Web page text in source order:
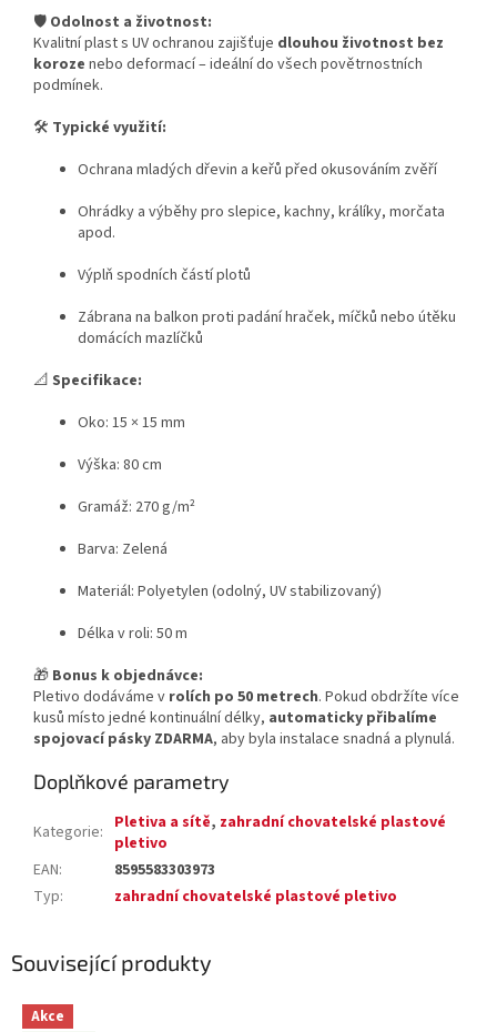
🛡️ Odolnost a životnost:
Kvalitní plast s UV ochranou zajišťuje dlouhou životnost bez
koroze nebo deformací – ideální do všech povětrnostních
podmínek.
🛠️ Typické využití:
Ochrana mladých dřevin a keřů před okusováním zvěří
Ohrádky a výběhy pro slepice, kachny, králíky, morčata
apod.
Výplň spodních částí plotů
Zábrana na balkon proti padání hraček, míčků nebo útěku
domácích mazlíčků
📐 Specifikace:
Oko: 15 × 15 mm
Výška: 80 cm
Gramáž: 270 g/m²
Barva: Zelená
Materiál: Polyetylen (odolný, UV stabilizovaný)
Délka v roli: 50 m
🎁 Bonus k objednávce:
Pletivo dodáváme v rolích po 50 metrech. Pokud obdržíte více
kusů místo jedné kontinuální délky, automaticky přibalíme
spojovací pásky ZDARMA, aby byla instalace snadná a plynulá.
Doplňkové parametry
Kategorie: Pletiva a sítě, zahradní chovatelské plastové
pletivo
EAN:
8595583303973
Typ: zahradní chovatelské plastové pletivo
Související produkty
Akce